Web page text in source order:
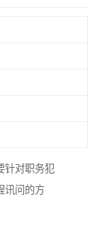
针对职务犯
讯问的方